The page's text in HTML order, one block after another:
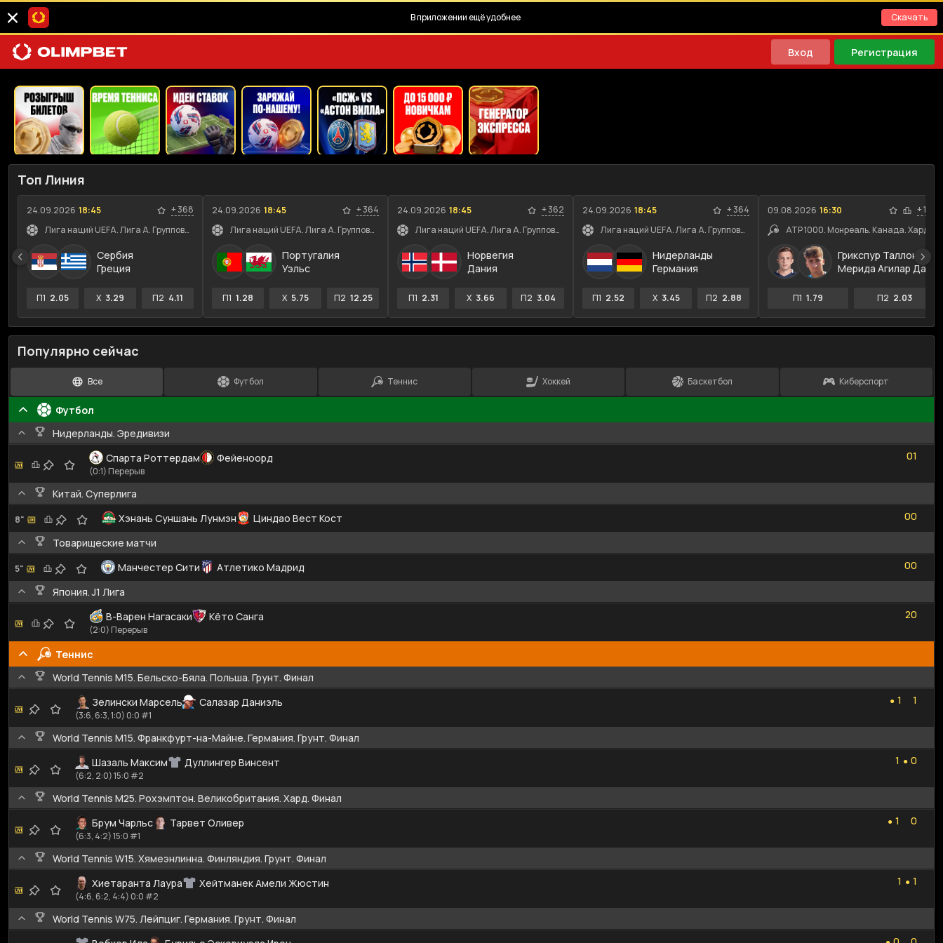
В приложении ещё удобнее Скачать
Вход Регистрация
Топ Линия
24.09.2026 18:45 +368
Лига наций UEFA. Лига A. Групповой этап
Сербия
Греция
П1 2.05 X 3.29 П2 4.11
24.09.2026 18:45 +364
Лига наций UEFA. Лига A. Групповой этап
Португалия
Уэльс
П1 1.28 X 5.75 П2 12.25
24.09.2026 18:45 +362
Лига наций UEFA. Лига A. Групповой этап
Норвегия
Дания
П1 2.31 X 3.66 П2 3.04
24.09.2026 18:45 +364
Лига наций UEFA. Лига A. Групповой этап
Нидерланды
Германия
П1 2.52 X 3.45 П2 2.88
09.08.2026 16:30 +114
ATP 1000. Монреаль. Канада. Хард
Грикспур Таллон
Мерида Агилар Даниэль
П1 1.79 П2 2.03
Популярно сейчас
Все Футбол Теннис Хоккей Баскетбол Киберспорт
Футбол
Нидерланды. Эредивизи
Спарта Роттердам
Фейеноорд
0
0
1
1
(0:1) Перерыв
Китай. Суперлига
8" Хэнань Суншань Лунмэн Циндао Вест Кост
0
0
0
0
Товарищеские матчи
5" Манчестер Сити Атлетико Мадрид
0
0
0
0
Япония. J1 Лига
В-Варен Нагасаки
Кёто Санга
2
2
0
0
(2:0) Перерыв
Теннис
World Tennis M15. Бельско-Бяла. Польша. Грунт. Финал
Зелински Марсель
Салазар Даниэль ●
1
1
1
1
(3:6, 6:3, 1:0) 0:0 #1
World Tennis M15. Франкфурт-на-Майне. Германия. Грунт. Финал
Шазаль Максим
Дуллингер Винсент
1
1 ●
0
0
(6:2, 2:0) 15:0 #2
World Tennis M25. Рохэмптон. Великобритания. Хард. Финал
Брум Чарльс
Тарвет Оливер ●
1
1
0
0
(6:3, 4:2) 15:0 #1
World Tennis W15. Хямеэнлинна. Финляндия. Грунт. Финал
Хиетаранта Лаура
Хейтманек Амели Жюстин
1
1 ●
1
1
(4:6, 6:2, 4:4) 0:0 #2
World Tennis W75. Лейпциг. Германия. Грунт. Финал
0
0